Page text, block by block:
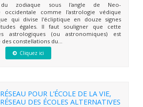
zodiaque sous l'angle de Neo-
occidentale comme l'astrologie védique
qui divise l'écliptique en douze signes
égales. Il faut souligner que cette
astrologiques (ou astronomiques) est
constellations du...
Cliquez ici
RÉSEAU POUR L’ÉCOLE DE LA VIE,
RÉSEAU DES ÉCOLES ALTERNATIVES